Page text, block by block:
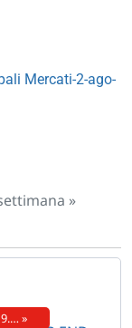
Mercati-2-ago-
»
»